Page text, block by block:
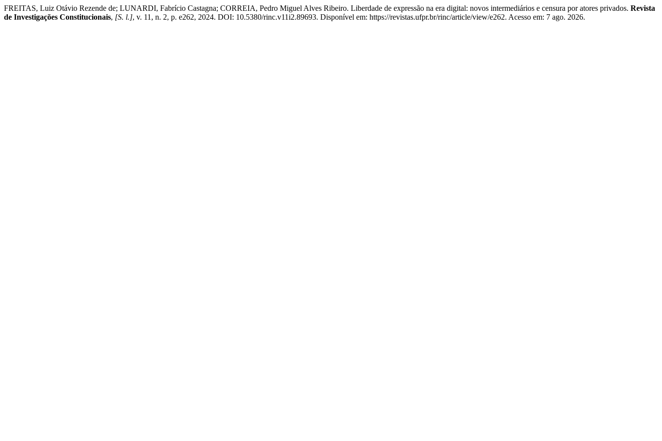
FREITAS, Luiz Otávio Rezende de; LUNARDI, Fabrício Castagna; CORREIA, Pedro Miguel Alves Ribeiro. Liberdade de expressão na era digital: novos intermediários e censura por atores privados. Revista
de Investigações Constitucionais, [S. l.], v. 11, n. 2, p. e262, 2024. DOI: 10.5380/rinc.v11i2.89693. Disponível em: https://revistas.ufpr.br/rinc/article/view/e262. Acesso em: 7 ago. 2026.